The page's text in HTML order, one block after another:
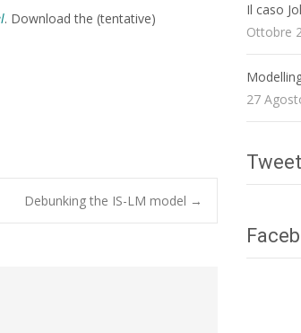
. Download the (tentative)
Debunking the IS-LM model →
Il caso
Ottobre
27